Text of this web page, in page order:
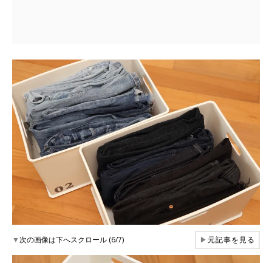
▼次の画像は下へスクロール (6/7) ▶元記事を見る